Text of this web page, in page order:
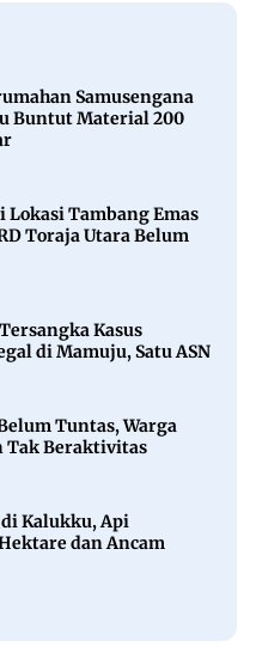
Samusengana
Buntut Material 200
Lokasi Tambang Emas
Toraja Utara Belum
Kasus
di Mamuju, Satu ASN
Tuntas, Warga
Tak Beraktivitas
Kalukku, Api
dan Ancam